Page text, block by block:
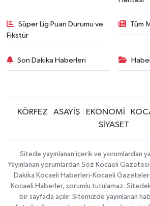
Süper Lig Puan Durumu ve
Fikstür
Tüm
Son Dakika Haberleri
KÖRFEZ ASAYİŞ EKONOMİ
SİYASET
Sitede yayınlanan içerik ve yorumlardan
Yayınlanan yorumlardan Söz Kocaeli
Dakika Kocaeli Haberleri-Kocaeli
Kocaeli Haberler, sorumlu tutulamaz.
bir sayfada açılır. Sitemizde yayınlanan